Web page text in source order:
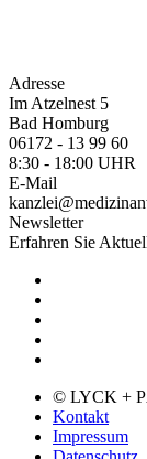
Adresse
Im Atzelnest 5
Bad Homburg
06172 - 13 99 60
8:30 - 18:00 UHR
E-Mail
Newsletter
Erfahren Sie
© LYCK +
Kontakt
Impressum